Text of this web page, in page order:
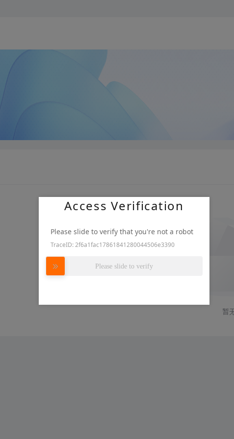
暂
Access Verification
Please slide to verify that you're not a robot
TraceID: 2f6a1fac17861841280044506e3390
Please slide to verify